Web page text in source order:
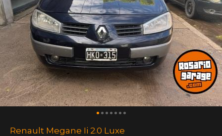
Renault Megane Ii 2.0 Luxe